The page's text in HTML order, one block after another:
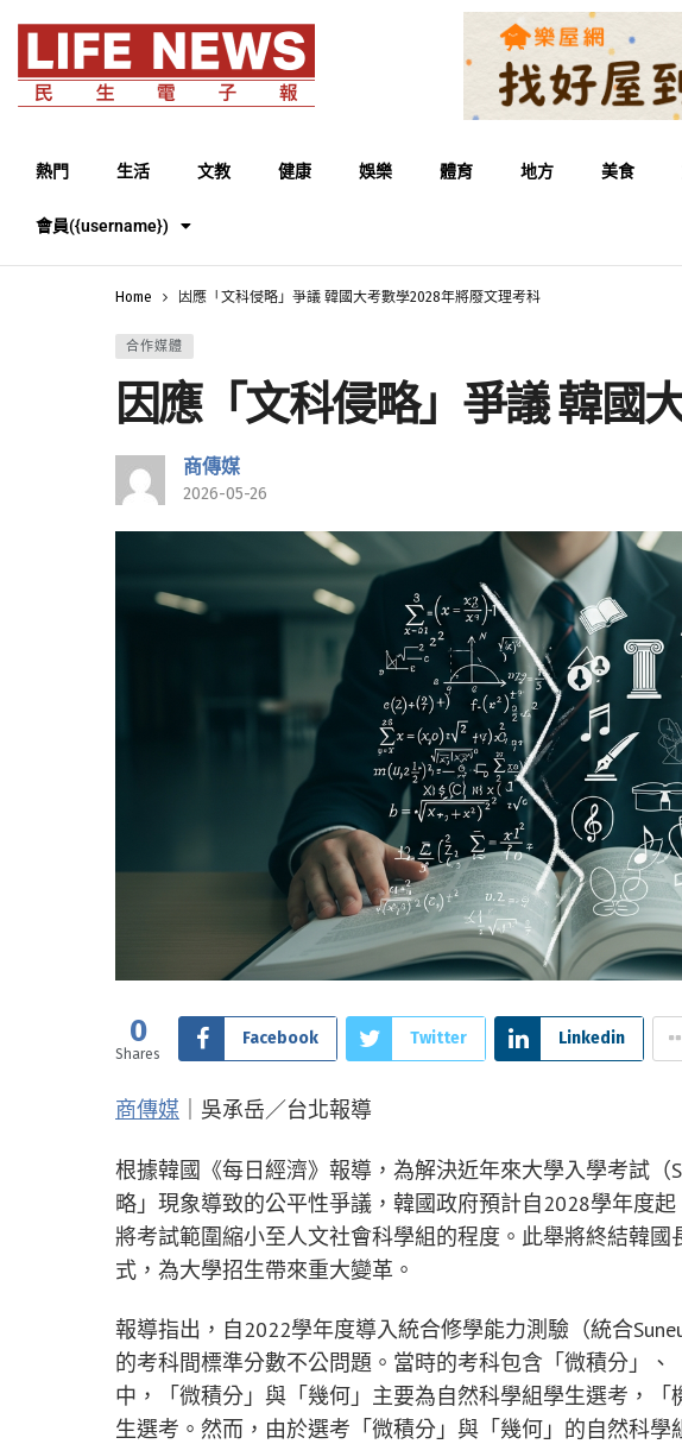
熱門 生活 文教 健康 娛樂 體育 地方 美食
會員({username})
Home 因應「文科侵略」爭議 韓國大考數學2028年將廢文理考科
合作媒體
因應「文科侵略」爭議 韓國
商傳媒
2026-05-26
0
Shares
Facebook Twitter Linkedin
商傳媒 ｜吳承岳／台北報導
根據韓國《每日經濟》報導，為解決近年來大學入學考試（
略」現象導致的公平性爭議，韓國政府預計自2028學年度
將考試範圍縮小至人文社會科學組的程度。此舉將終結韓
式，為大學招生帶來重大變革。
報導指出，自2022學年度導入統合修學能力測驗（統合
的考科間標準分數不公問題。當時的考科包含「微積分」
中，「微積分」與「幾何」主要為自然科學組學生選考，
生選考。然而，由於選考「微積分」與「幾何」的自然科